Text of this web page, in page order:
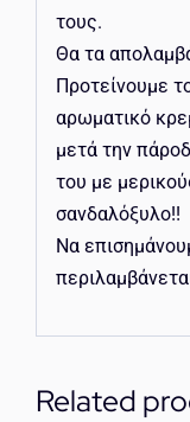
τους.
Θα τα
Προτείνουμε
αρωματικό
μετά την
του με
σανδαλόξυλο!!
Να
Related